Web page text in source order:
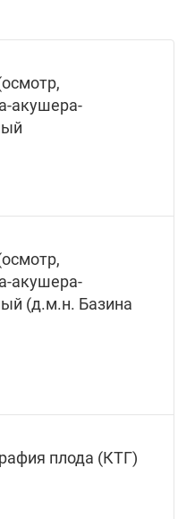
акушера-
акушера-
(д.м.н. Базина
плода (КТГ)